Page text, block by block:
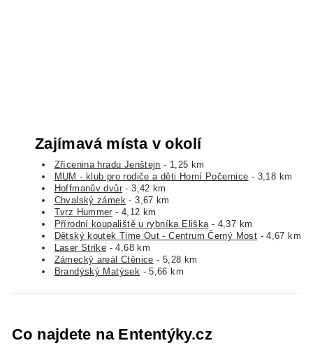
Zajímavá místa v okolí
Zřícenina hradu Jenštejn - 1,25 km
MUM - klub pro rodiče a děti Horní Počernice - 3,18 km
Hoffmanův dvůr - 3,42 km
Chvalský zámek - 3,67 km
Tvrz Hummer - 4,12 km
Přírodní koupaliště u rybníka Eliška - 4,37 km
Dětský koutek Time Out - Centrum Černý Most - 4,67 km
Laser Strike - 4,68 km
Zámecký areál Ctěnice - 5,28 km
Brandýský Matýsek - 5,66 km
Co najdete na Ententýky.cz